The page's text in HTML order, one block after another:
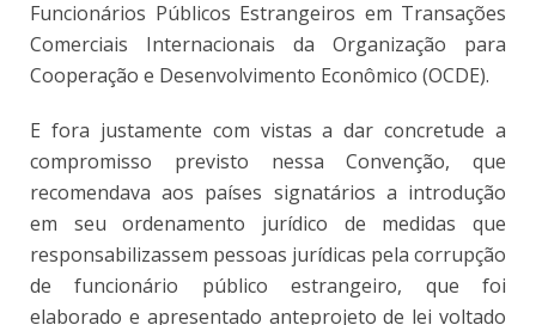
Funcionários Públicos Estrangeiros em Transações
Comerciais Internacionais da Organização para
Cooperação e Desenvolvimento Econômico (OCDE).
E fora justamente com vistas a dar concretude a
compromisso previsto nessa Convenção, que
recomendava aos países signatários a introdução
em seu ordenamento jurídico de medidas que
responsabilizassem pessoas jurídicas pela corrupção
de funcionário público estrangeiro, que foi
elaborado e apresentado anteprojeto de lei voltado